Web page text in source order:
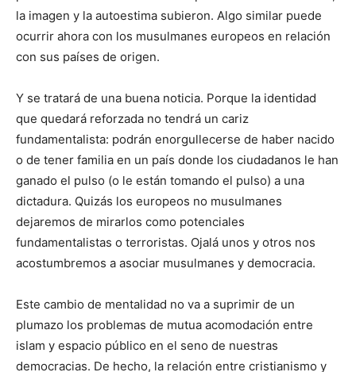
la imagen y la autoestima subieron. Algo similar puede
ocurrir ahora con los musul­manes europeos en relación
con sus países de origen.
Y se tratará de una buena noticia. Porque la identidad
que quedará reforzada no tendrá un cariz
fundamentalista: podrán enorgullecerse de haber nacido
o de tener familia en un país donde los ciudadanos le han
ganado el pulso (o le están tomando el pulso) a una
dictadura. Quizás los europeos no musulmanes
dejaremos de mirarlos co­mo potenciales
fundamentalistas o terroris­tas. Ojalá unos y otros nos
acostumbremos a asociar musulmanes y democracia.
Este cambio de mentalidad no va a supri­mir de un
plumazo los problemas de mutua acomodación entre
islam y espacio público en el seno de nuestras
democracias. De he­cho, la relación entre cristianismo y